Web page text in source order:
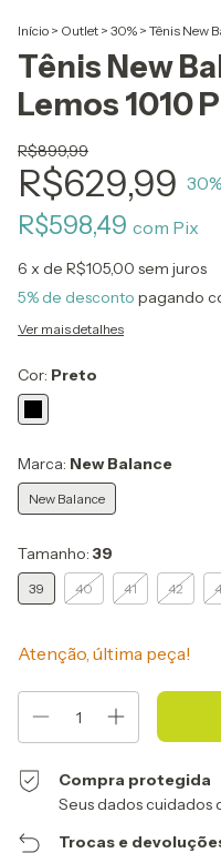
Início > Outlet > 30% > Tênis New
Tênis New
Lemos 1010
R$899,99
R$629,99 30
R$598,49 com Pix
6 x de R$105,00 sem juros
5% de desconto pagando
Ver mais detalhes
Cor: Preto
Marca: New Balance
New Balance
Tamanho: 39
39 40 41 42
Atenção, última peça!
Compra protegida
Seus dados cuidados
Trocas e